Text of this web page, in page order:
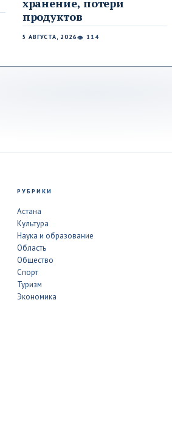
продуктов
5 АВГУСТА, 2026👁 114
РУБРИКИ
Астана
Культура
Наука и образование
Область
Общество
Спорт
Туризм
Экономика